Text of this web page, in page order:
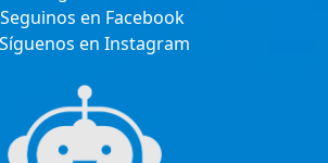
Seguinos en Facebook
Síguenos en Instagram